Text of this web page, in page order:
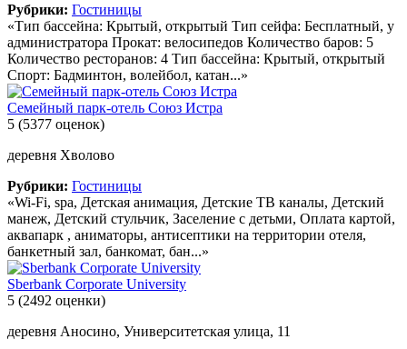
Рубрики: Гостиницы
«Тип бассейна: Крытый, открытый Тип сейфа: Бесплатный, у
администратора Прокат: велосипедов Количество баров: 5
Количество ресторанов: 4 Тип бассейна: Крытый, открытый
Спорт: Бадминтон, волейбол, катан...»
Семейный парк-отель Союз Истра
5 (5377 оценок)
деревня Хволово
Рубрики: Гостиницы
«Wi-Fi, spa, Детская анимация, Детские ТВ каналы, Детский
манеж, Детский стульчик, Заселение с детьми, Оплата картой,
аквапарк , аниматоры, антисептики на территории отеля,
банкетный зал, банкомат, бан...»
Sberbank Corporate University
5 (2492 оценки)
деревня Аносино, Университетская улица, 11